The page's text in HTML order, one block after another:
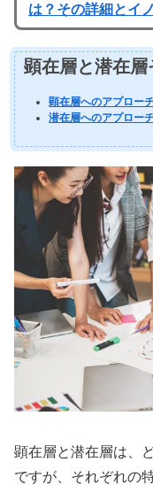
は？その詳細とイ
顕在層と潜在
顕在層へのアプロー
潜在層へのアプロー
顕在層と潜在層は、
ですが、それぞれの